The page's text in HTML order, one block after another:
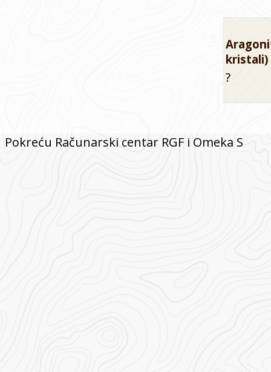
kristali)
?
Pokreću Računarski centar RGF i Omeka S